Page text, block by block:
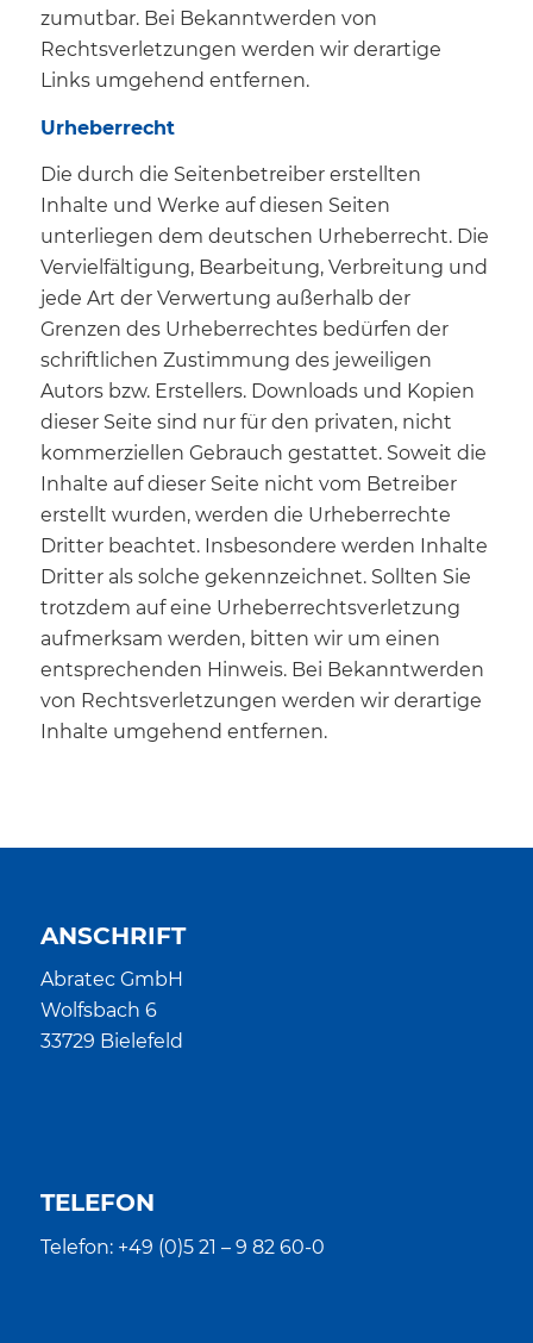
zumutbar. Bei Bekanntwerden von
Rechtsverletzungen werden wir derartige
Links umgehend entfernen.
Urheberrecht
Die durch die Seitenbetreiber erstellten
Inhalte und Werke auf diesen Seiten
unterliegen dem deutschen Urheberrecht. Die
Vervielfältigung, Bearbeitung, Verbreitung und
jede Art der Verwertung außerhalb der
Grenzen des Urheberrechtes bedürfen der
schriftlichen Zustimmung des jeweiligen
Autors bzw. Erstellers. Downloads und Kopien
dieser Seite sind nur für den privaten, nicht
kommerziellen Gebrauch gestattet. Soweit die
Inhalte auf dieser Seite nicht vom Betreiber
erstellt wurden, werden die Urheberrechte
Dritter beachtet. Insbesondere werden Inhalte
Dritter als solche gekennzeichnet. Sollten Sie
trotzdem auf eine Urheberrechtsverletzung
aufmerksam werden, bitten wir um einen
entsprechenden Hinweis. Bei Bekanntwerden
von Rechtsverletzungen werden wir derartige
Inhalte umgehend entfernen.
ANSCHRIFT
Abratec GmbH
Wolfsbach 6
33729 Bielefeld
TELEFON
Telefon: +49 (0)5 21 – 9 82 60-0